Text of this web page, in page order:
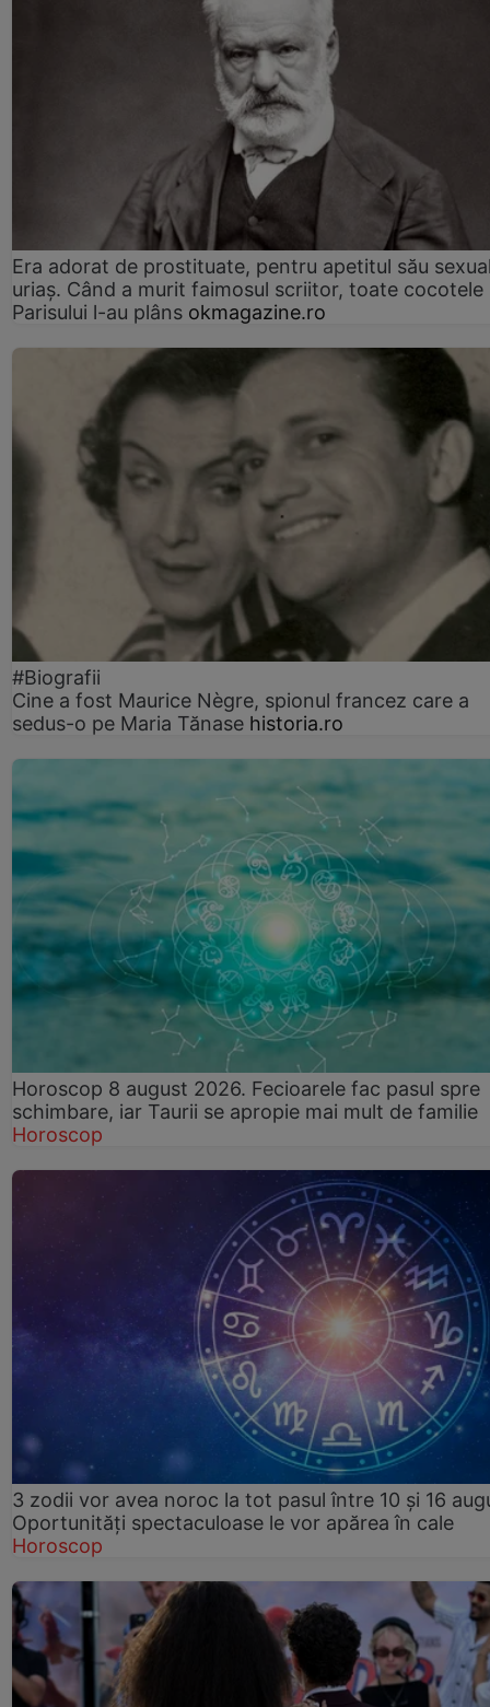
Era adorat de prostituate, pentru apetitul său
uriaș. Când a murit faimosul scriitor, toate cocotele
Parisului l-au plâns okmagazine.ro
#Biografii
Cine a fost Maurice Nègre, spionul francez care a
sedus-o pe Maria Tănase historia.ro
Horoscop 8 august 2026. Fecioarele fac pasul spre
schimbare, iar Taurii se apropie mai mult de familie
Horoscop
3 zodii vor avea noroc la tot pasul între 10 și 16
Oportunități spectaculoase le vor apărea în cale
Horoscop